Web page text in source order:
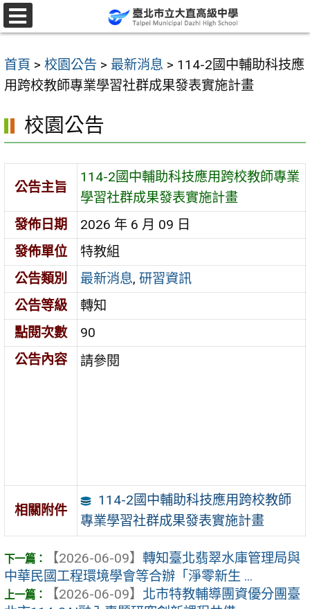
跳
至
要
內
區
首頁 > 校園公告 > 最新消息 > 114-2國中輔助科技應
用跨校教師專業學習社群成果發表實施計畫
校園公告
公告主旨
114-2國中輔助科技應用跨校教師專業
學習社群成果發表實施計畫
發佈日期
2026 年 6 月 09 日
發佈單位
特教組
公告類別
最新消息,研習資訊
公告等級
轉知
點閱次數
90
公告內容
請參閱
相關附件
114-2國中輔助科技應用跨校教師
專業學習社群成果發表實施計畫
【2026-06-09】 轉知臺北翡翠水庫管理局與
中華民國工程環境學會等合辦「淨零新生 ...
【2026-06-09】 北市特教輔導團資優分團臺
選
單